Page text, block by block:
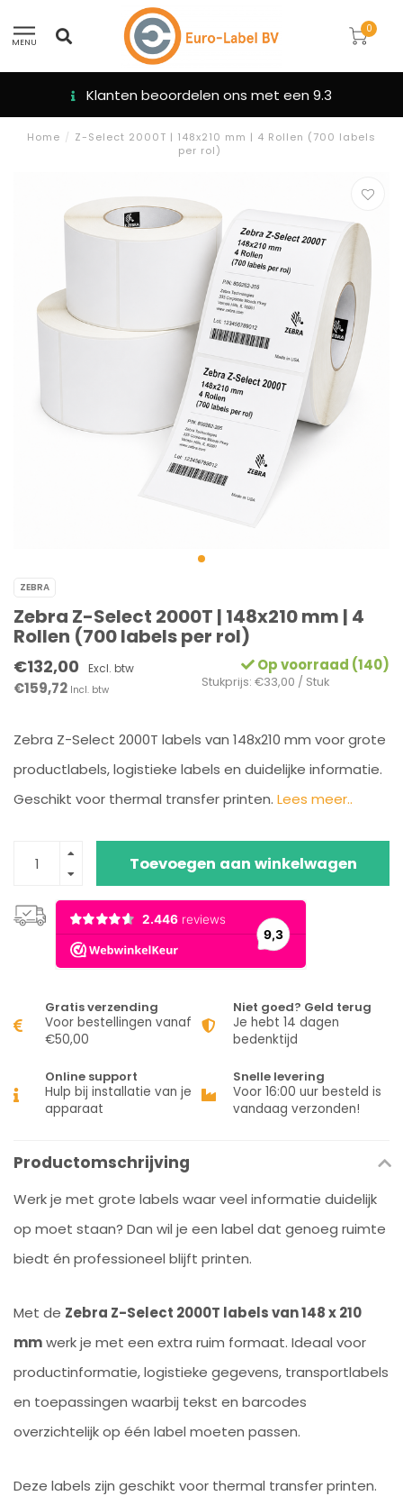
MENU
0
Klanten beoordelen ons met een 9.3
Home / Z-Select 2000T | 148x210 mm | 4 Rollen (700 labels
per rol)
ZEBRA
Zebra Z-Select 2000T | 148x210 mm | 4
Rollen (700 labels per rol)
€132,00 Excl. btw
€159,72 Incl. btw
Op voorraad (140)
Stukprijs: €33,00 / Stuk
Zebra Z-Select 2000T labels van 148x210 mm voor grote
productlabels, logistieke labels en duidelijke informatie.
Geschikt voor thermal transfer printen. Lees meer..
Toevoegen aan winkelwagen
Gratis verzending
Voor bestellingen vanaf
€50,00
Niet goed? Geld terug
Je hebt 14 dagen
bedenktijd
Online support
Hulp bij installatie van je
apparaat
Snelle levering
Voor 16:00 uur besteld is
vandaag verzonden!
Productomschrijving
Werk je met grote labels waar veel informatie duidelijk
op moet staan? Dan wil je een label dat genoeg ruimte
biedt én professioneel blijft printen.
Met de Zebra Z-Select 2000T labels van 148 x 210
mmwerk je met een extra ruim formaat. Ideaal voor
productinformatie, logistieke gegevens, transportlabels
en toepassingen waarbij tekst en barcodes
overzichtelijk op één label moeten passen.
Deze labels zijn geschikt voor thermal transfer printen.